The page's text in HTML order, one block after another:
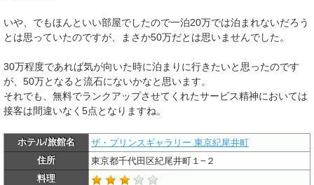
いや、でもほんといい部屋でしたので一泊20万では泊まれないだろう
とは思っていたのですが、まさか50万だとは思いませんでした。
30万程度であれば気が向いた時に泊まりに行きたいと思ったのです
が、50万となると流石にないかなと思います。
それでも、無料でランクアップさせてくれたサービス精神においては
接客は間違いなく5点となりますね。
ホテル/旅館名
ザ・プリンスギャラリー 東京紀尾井町
住所
東京都千代田区紀尾井町１−２
料理